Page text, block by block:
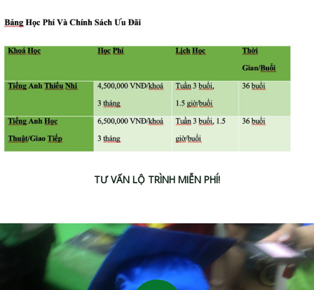
TƯ VẤN LỘ TRÌNH MIỄN PHÍ!